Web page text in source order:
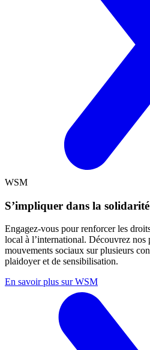
WSM
S’impliquer dans la
Engagez-vous pour renforcer les
local à l’international. Découvrez nos
mouvements sociaux sur plusieurs
plaidoyer et de sensibilisation.
En savoir plus sur WSM